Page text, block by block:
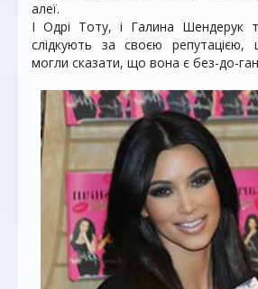
алеї.
І Одрі Тоту, і Галина Шендерук
слідкують за своєю репутацією,
могли сказати, що вона є без-до-